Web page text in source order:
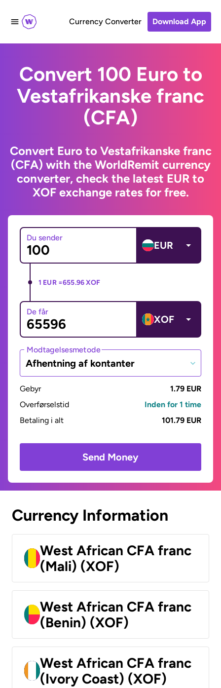
Currency Converter Download App
Convert 100 Euro to
Vestafrikanske franc
(CFA)
Convert Euro to Vestafrikanske franc
(CFA) with the WorldRemit currency
converter, check the latest EUR to
XOF exchange rates for free.
Du sender
EUR
1 EUR =655.96 XOF
De får
XOF
Modtagelsesmetode
Afhentning af kontanter
Gebyr
1.79 EUR
Overførselstid
Inden for 1 time
Betaling i alt
101.79 EUR
Send Money
Currency Information
West African CFA franc
(Mali) (XOF)
West African CFA franc
(Benin) (XOF)
West African CFA franc
(Ivory Coast) (XOF)